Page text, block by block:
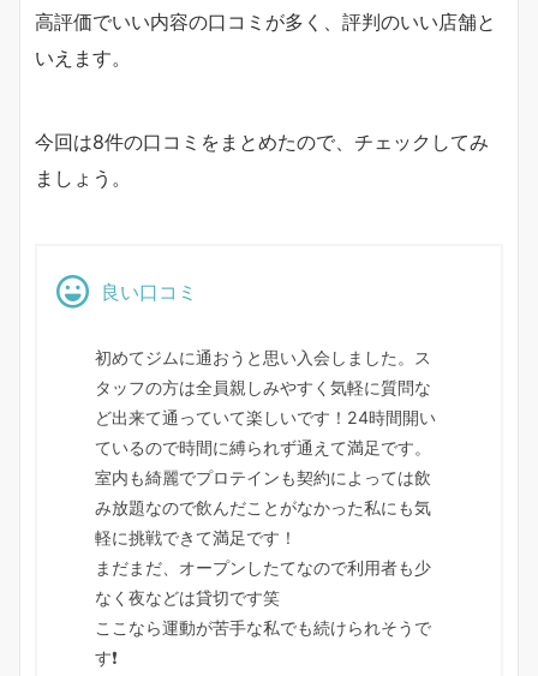
高評価でいい内容の口コミが多く、評判のいい店舗と
いえます。
今回は8件の口コミをまとめたので、チェックしてみ
ましょう。
良い口コミ
初めてジムに通おうと思い入会しました。ス
タッフの方は全員親しみやすく気軽に質問な
ど出来て通っていて楽しいです！24時間開い
ているので時間に縛られず通えて満足です。
室内も綺麗でプロテインも契約によっては飲
み放題なので飲んだことがなかった私にも気
軽に挑戦できて満足です！
まだまだ、オープンしたてなので利用者も少
なく夜などは貸切です笑
ここなら運動が苦手な私でも続けられそうで
す❗️